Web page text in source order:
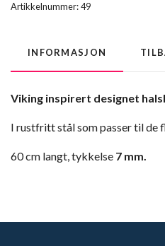
Artikkelnummer:49
INFORMASJON
Viking inspirert designet
I rustfritt stål som passer til de
60 cm langt, tykkelse 7 mm.